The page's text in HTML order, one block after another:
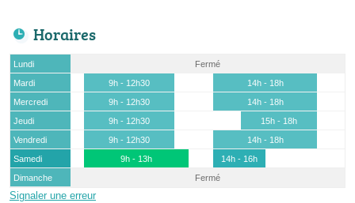
Horaires
Lundi
Fermé
Mardi
9h - 12h30
14h - 18h
Mercredi
9h - 12h30
14h - 18h
Jeudi
9h - 12h30
15h - 18h
Vendredi
9h - 12h30
14h - 18h
Samedi
9h - 13h
14h - 16h
Dimanche
Fermé
Signaler une erreur